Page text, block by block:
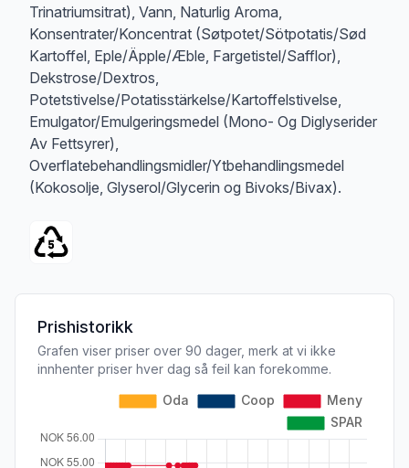
Trinatriumsitrat), Vann, Naturlig Aroma,
Konsentrater/Koncentrat (Søtpotet/Sötpotatis/Sød
Kartoffel, Eple/Äpple/Æble, Fargetistel/Safflor),
Dekstrose/Dextros,
Potetstivelse/Potatisstärkelse/Kartoffelstivelse,
Emulgator/Emulgeringsmedel (Mono- Og Diglyserider
Av Fettsyrer),
Overflatebehandlingsmidler/Ytbehandlingsmedel
(Kokosolje, Glyserol/Glycerin og Bivoks/Bivax).
Prishistorikk
Grafen viser priser over 90 dager, merk at vi ikke
innhenter priser hver dag så feil kan forekomme.